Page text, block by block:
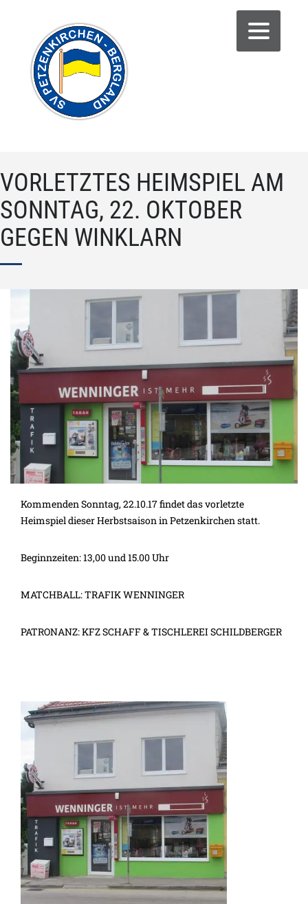
VORLETZTES HEIMSPIEL AM
SONNTAG, 22. OKTOBER
GEGEN WINKLARN
Kommenden Sonntag, 22.10.17 findet das vorletzte
Heimspiel dieser Herbstsaison in Petzenkirchen statt.
Beginnzeiten: 13,00 und 15.00 Uhr
MATCHBALL: TRAFIK WENNINGER
PATRONANZ: KFZ SCHAFF & TISCHLEREI SCHILDBERGER